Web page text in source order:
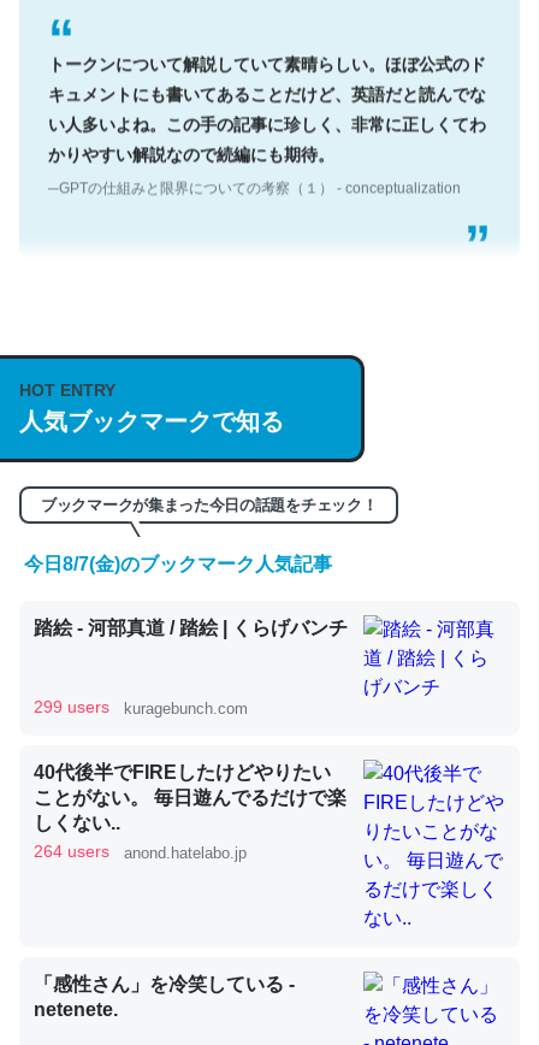
トークンについて解説していて素晴らしい。ほぼ公式のド
キュメントにも書いてあることだけど、英語だと読んでな
い人多いよね。この手の記事に珍しく、非常に正しくてわ
かりやすい解説なので続編にも期待。
─GPTの仕組みと限界についての考察（１） - conceptualization
説してる記事が少ないので貴重な良記事。/続編来た
https://isobe324649.hatenablog.com/entry/2023/03/27
/064121
─GPTの仕組みと限界についての考察（１） - conceptualization
これは良記事。32768トークンだと英語小説100ページ分
くらい。小説でいう「ずっと前の伏線」は回収されないけ
ど、短期記憶というには多い分量。進化すればするほど分
かりやすく強くなりそう
昆虫ってカルシウム少ないのか。知らんかった。調べたら
コオロギのカルシウム分はエビの600分の1程度。
いのか」に関する新仮説
HOT ENTRY
人気ブックマークで知る
ブックマークが集まった今日の話題をチェック！
今日8/7(金)のブックマーク人気記事
踏絵 - 河部真道 / 踏絵 | くらげバンチ
299 users kuragebunch.com
40代後半でFIREしたけどやりたい
ことがない。 毎日遊んでるだけで楽
しくない..
264 users anond.hatelabo.jp
「感性さん」を冷笑している -
netenete.